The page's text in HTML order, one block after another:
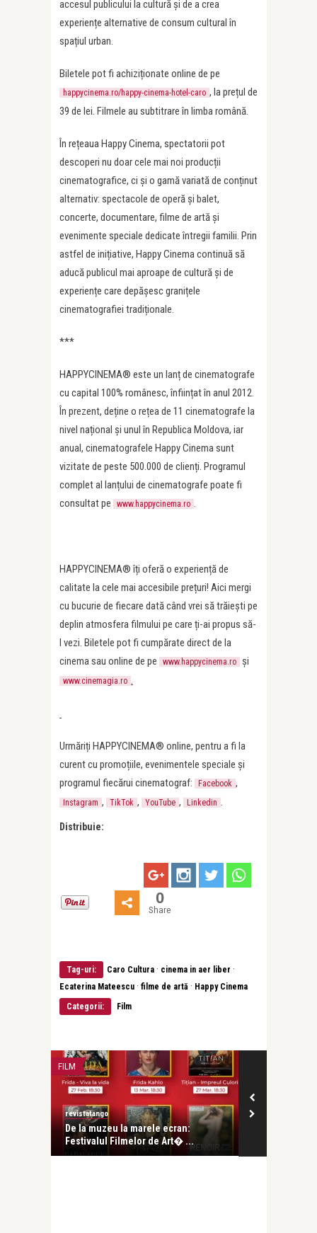
accesul publicului la cultură și de a crea
experiențe alternative de consum cultural în
spațiul urban.
Biletele pot fi achiziționate online de pe
happycinema.ro/happy-cinema-hotel-caro , la prețul de
39 de lei. Filmele au subtitrare în limba română.
În rețeaua Happy Cinema, spectatorii pot
descoperi nu doar cele mai noi producții
cinematografice, ci și o gamă variată de conținut
alternativ: spectacole de operă și balet,
concerte, documentare, filme de artă și
evenimente speciale dedicate întregii familii. Prin
astfel de inițiative, Happy Cinema continuă să
aducă publicul mai aproape de cultură și de
experiențe care depășesc granițele
cinematografiei tradiționale.
***
HAPPYCINEMA® este un lanț de cinematografe
cu capital 100% românesc, înființat în anul 2012.
În prezent, deține o rețea de 11 cinematografe la
nivel național și unul în Republica Moldova, iar
anual, cinematografele Happy Cinema sunt
vizitate de peste 500.000 de clienți. Programul
complet al lanțului de cinematografe poate fi
consultat pe
www.happycinema.ro .
HAPPYCINEMA® îți oferă o experiență de
calitate la cele mai accesibile prețuri! Aici mergi
cu bucurie de fiecare dată când vrei să trăiești pe
deplin atmosfera filmului pe care ți-ai propus să-
l vezi. Biletele pot fi cumpărate direct de la
cinema sau online de pe
www.happycinema.ro și
www.cinemagia.ro .
Urmăriți HAPPYCINEMA® online, pentru a fi la
curent cu promoțiile, evenimentele speciale și
programul fiecărui cinematograf:
Facebook ,
Instagram , TikTok , YouTube , Linkedin .
Distribuie:
0
Share
Tag-uri: Caro Cultura · cinema in aer liber ·
Ecaterina Mateescu · filme de artă · Happy Cinema
Categorii:
Film
FILM
revistatango
De la muzeu la marele ecran:
Festivalul Filmelor de Art� ...